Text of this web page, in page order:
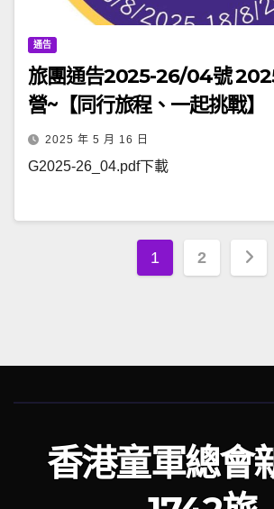
通告
旅團通告2025-26/04號
營~【同行旅程、一起挑戰】
2025 年 5 月 16 日
G2025-26_04.pdf下載
文
頁
1 2
香港童軍總會